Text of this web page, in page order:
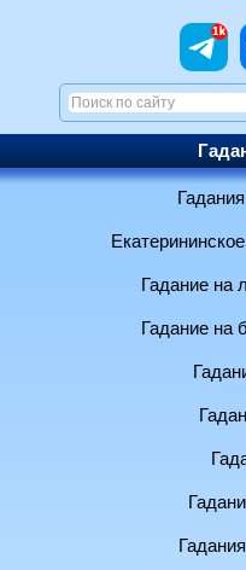
Гадание на
Гадание на